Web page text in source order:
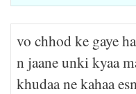
vo chhod ke gaye
n jaane unki kyaa
khudaa ne kahaa